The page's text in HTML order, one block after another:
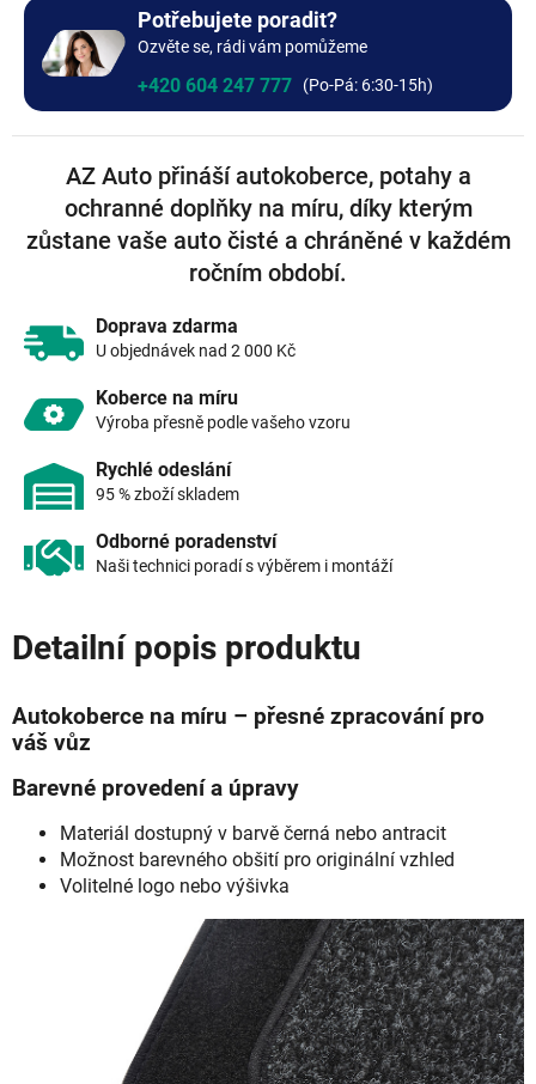
Bez výšivky
+0 Kč
Potřebujete poradit?
Ozvěte se, rádi vám pomůžeme
+420 604 247 777
AZ Auto přináší autokoberce, potahy a
ochranné doplňky na míru, díky kterým
zůstane vaše auto čisté a chráněné v každém
ročním období.
Doprava zdarma
U objednávek nad 2 000 Kč
Koberce na míru
Výroba přesně podle vašeho vzoru
Rychlé odeslání
95 % zboží skladem
Odborné poradenství
Naši technici poradí s výběrem i montáží
Detailní popis produktu
Autokoberce na míru – přesné zpracování pro
váš vůz
Barevné provedení a úpravy
Materiál dostupný v barvě černá nebo antracit
Možnost barevného obšití pro originální vzhled
Volitelné logo nebo výšivka